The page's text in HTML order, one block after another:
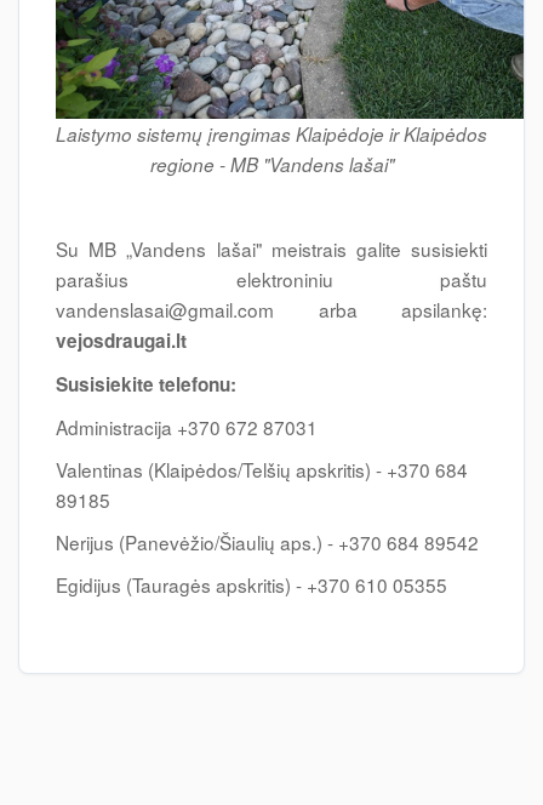
Laistymo sistemų įrengimas Klaipėdoje ir Klaipėdos
regione - MB "Vandens lašai"
Su MB „Vandens lašai" meistrais galite susisiekti
parašius elektroniniu paštu
vandenslasai@gmail.com arba apsilankę:
vejosdraugai.lt
Susisiekite telefonu:
Administracija +370 672 87031
Valentinas (Klaipėdos/Telšių apskritis) - +370 684
89185
Nerijus (Panevėžio/Šiaulių aps.) - +370 684 89542
Egidijus (Tauragės apskritis) - +370 610 05355